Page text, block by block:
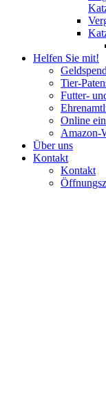
Helfen Sie mit!
Tier-
Futter-
Online
Amazon-
Über uns
Kontakt
Kontakt